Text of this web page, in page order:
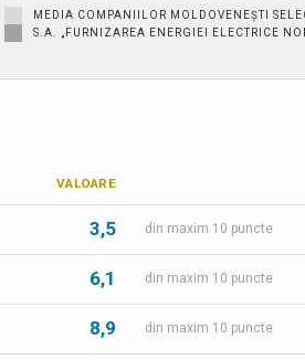
MEDIA COMPANIILOR MOLDOVENEȘTI
S.A. „FURNIZAREA ENERGIEI ELECTRICE
VALOARE
3,5 din maxim 10 puncte
6,1 din maxim 10 puncte
8,9 din maxim 10 puncte